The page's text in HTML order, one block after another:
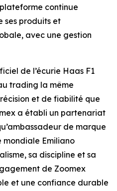
continue
ses produits et
avec une gestion
de l’écurie Haas F1
trading la même
et de fiabilité que
a établi un partenariat
de marque
mondiale Emiliano
sa discipline et sa
de Zoomex
et une confiance durable